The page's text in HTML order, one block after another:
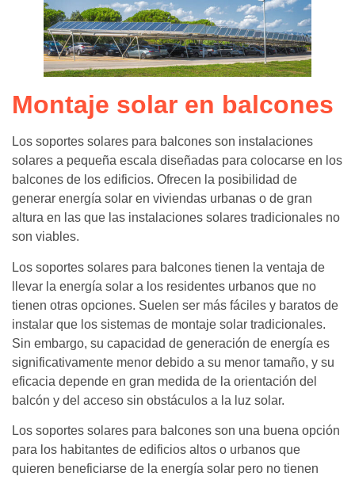
Montaje solar en balcones
Los soportes solares para balcones son instalaciones
solares a pequeña escala diseñadas para colocarse en los
balcones de los edificios. Ofrecen la posibilidad de
generar energía solar en viviendas urbanas o de gran
altura en las que las instalaciones solares tradicionales no
son viables.
Los soportes solares para balcones tienen la ventaja de
llevar la energía solar a los residentes urbanos que no
tienen otras opciones. Suelen ser más fáciles y baratos de
instalar que los sistemas de montaje solar tradicionales.
Sin embargo, su capacidad de generación de energía es
significativamente menor debido a su menor tamaño, y su
eficacia depende en gran medida de la orientación del
balcón y del acceso sin obstáculos a la luz solar.
Los soportes solares para balcones son una buena opción
para los habitantes de edificios altos o urbanos que
quieren beneficiarse de la energía solar pero no tienen